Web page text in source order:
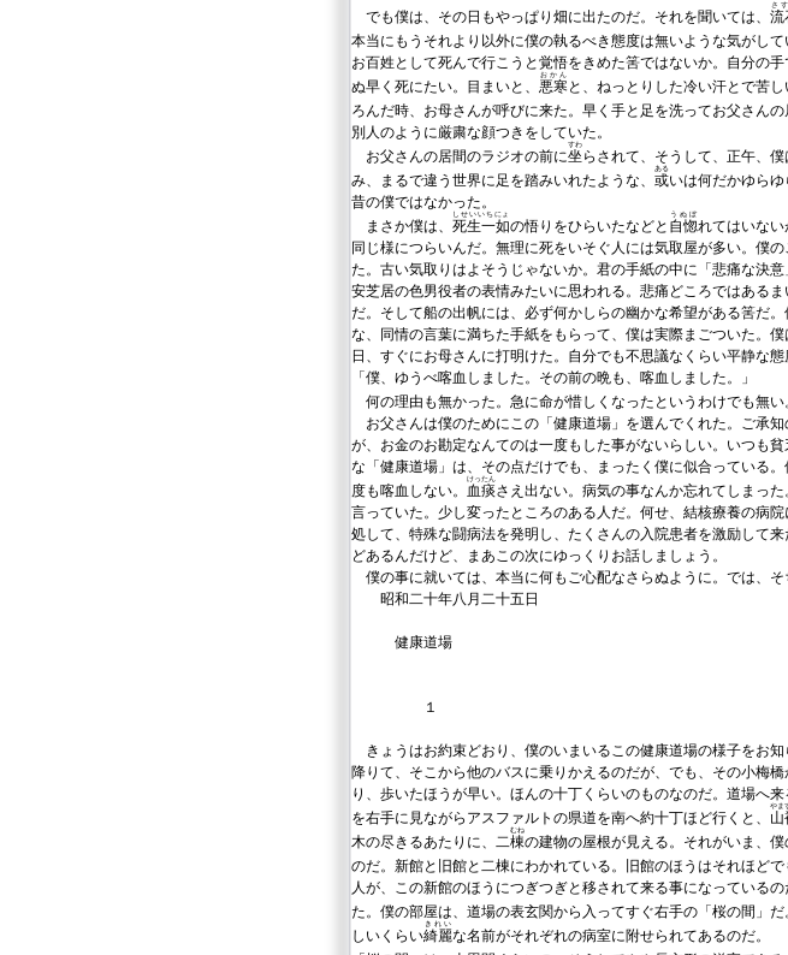
でも僕は、その日もやっぱり畑に出たのだ。それを聞いては、 流
さ
本当にもうそれより以外に僕の執るべき態度は無いような気がし
お百姓として死んで行こうと覚悟をきめた筈ではないか。自分の
ぬ早く死にたい。目まいと、 悪寒
おかん
と、ねっとりした冷い汗とで苦
ろんだ時、お母さんが呼びに来た。早く手と足を洗ってお父さん
別人のように厳粛な顔つきをしていた。
お父さんの居間のラジオの前に坐
すわ
らされて、そうして、正午、
み、まるで違う世界に足を踏みいれたような、 或
ある
いは何だかゆら
昔の僕ではなかった。
まさか僕は、 死生一如
しせいいちにょ
の悟りをひらいたなどと 自惚
うぬぼ
れてはいな
同じ様につらいんだ。無理に死をいそぐ人には気取屋が多い。僕
た。古い気取りはよそうじゃないか。君の手紙の中に「悲痛な決
安芝居の色男役者の表情みたいに思われる。悲痛どころではある
だ。そして船の出帆には、必ず何かしらの幽かな希望がある筈だ
な、同情の言葉に満ちた手紙をもらって、僕は実際まごついた。
日、すぐにお母さんに打明けた。自分でも不思議なくらい平静な態
「僕、ゆうべ喀血しました。その前の晩も、喀血しました。」
何の理由も無かった。急に命が惜しくなったというわけでも無い
お父さんは僕のためにこの「健康道場」を選んでくれた。ご承
が、お金のお勘定なんてのは一度もした事がないらしい。いつも
な「健康道場」は、その点だけでも、まったく僕に似合っている
度も喀血しない。 血痰
けったん
さえ出ない。病気の事なんか忘れてしまっ
言っていた。少し変ったところのある人だ。何せ、結核療養の病
処して、特殊な闘病法を発明し、たくさんの入院患者を激励して
どあるんだけど、まあこの次にゆっくりお話しましょう。
僕の事に就いては、本当に何もご心配なさらぬように。では、そ
昭和二十年八月二十五日
健康道場
１
きょうはお約束どおり、僕のいまいるこの健康道場の様子をお
降りて、そこから他のバスに乗りかえるのだが、でも、その小梅
り、歩いたほうが早い。ほんの十丁くらいのものなのだ。道場へ
を右手に見ながらアスファルトの県道を南へ約十丁ほど行くと、 山
やま
木の尽きるあたりに、二棟
むね
の建物の屋根が見える。それがいま、
のだ。新館と旧館と二棟にわかれている。旧館のほうはそれほど
人が、この新館のほうにつぎつぎと移されて来る事になっている
た。僕の部屋は、道場の表玄関から入ってすぐ右手の「桜の間」
しいくらい綺麗
きれい
な名前がそれぞれの病室に附せられてあるのだ。